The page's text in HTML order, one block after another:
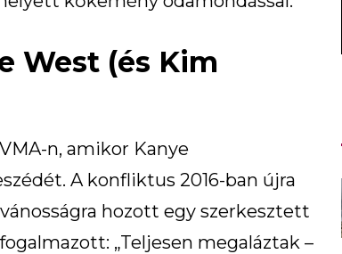
West (és Kim
n, amikor Kanye
A konfliktus 2016-ban újra
hozott egy szerkesztett
„Teljesen megaláztak –